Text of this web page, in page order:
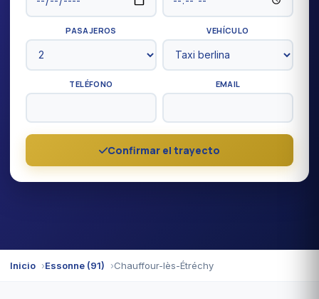
PASAJEROS VEHÍCULO
TELÉFONO EMAIL
Confirmar el trayecto
Inicio Essonne (91) Chauffour-lès-Étréchy